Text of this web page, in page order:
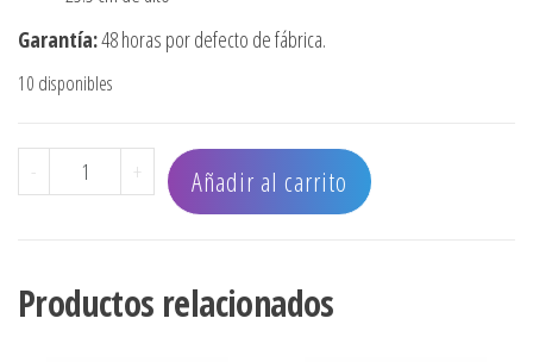
Garantía:48 horas por defecto de fábrica.
10 disponibles
- BOTELLA PULVERIZADORA NEGRA BABYLISSPRO 19 oz
+ Añadir al carrito
Productos relacionados